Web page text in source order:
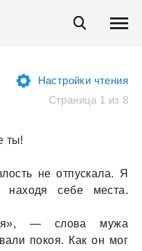
Настройки чтения
Страница 1 из 8
ты!
не отпускала. Я
находя себе места.
— слова мужа
покоя. Как он мог